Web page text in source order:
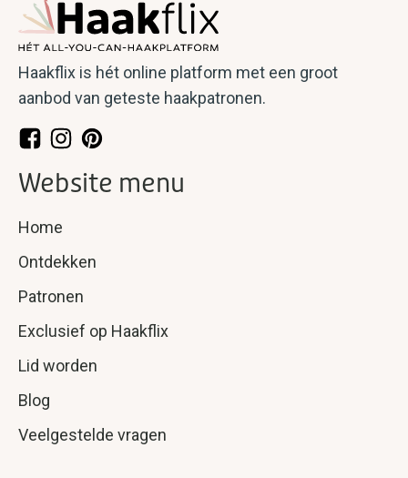
Haakflix is hét online platform met een groot
aanbod van geteste haakpatronen.
Website menu
Home
Ontdekken
Patronen
Exclusief op Haakflix
Lid worden
Blog
Veelgestelde vragen